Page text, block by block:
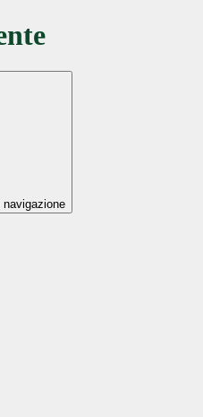
navigazione